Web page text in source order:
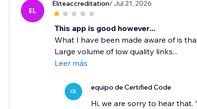
EL
Eliteaccreditation/ Jul 21, 2026
This app is good however...
What I have been made aware of is
Large volume of low quality links...
Leer más
CE equipo de Certified Code
Hi, we are sorry to hear